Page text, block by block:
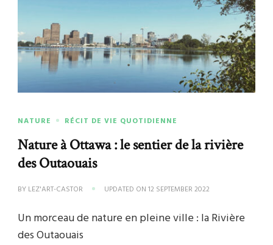
NATURE RÉCIT DE VIE QUOTIDIENNE
Nature à Ottawa : le sentier de la rivière
des Outaouais
BY LEZ'ART-CASTOR UPDATED ON 12 SEPTEMBER 2022
Un morceau de nature en pleine ville : la Rivière
des Outaouais